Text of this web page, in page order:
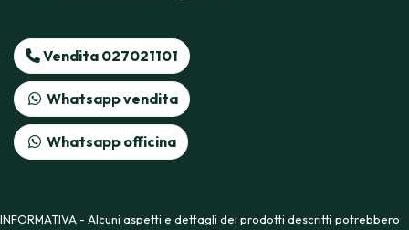
Vendita 027021101
Whatsapp vendita
Whatsapp officina
INFORMATIVA - Alcuni aspetti e dettagli dei prodotti descritti potrebbero